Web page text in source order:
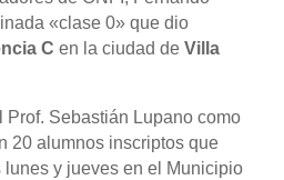
«clase 0» que dio
C en la ciudad de Villa
Prof. Sebastián Lupano como
20 alumnos inscriptos que
y jueves en el Municipio